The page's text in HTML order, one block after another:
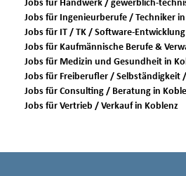
Jobs
Jobs für Medizin
Jobs für Consulting /
Jobs für Vertrieb / Verkauf in Koblenz